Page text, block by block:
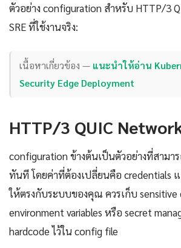
ตัวอย่าง configuration สำหรับ HTTP/3
SRE ที่ใช้งานจริง:
เนื้อหาเกี่ยวข้อง — แนะนำให้อ่าน
Security Edge Deployment
HTTP/3 QUIC
configuration ข้างต้นเป็นตัวอย่างที่สามา
ทันที โดยค่าที่ต้องเปลี่ยนคือ credentials
ให้ตรงกับระบบของคุณ ควรเก็บ sensitive
environment variables หรือ secret
hardcode ไว้ใน config file